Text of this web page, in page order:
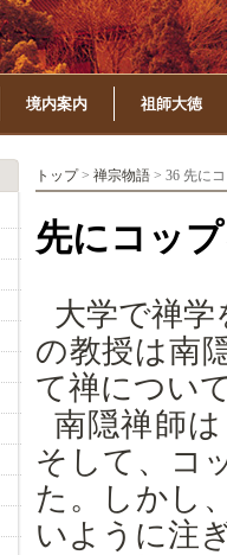
境内案内 祖師大徳
トップ> 禅宗物語 > 36 先に
先にコッ
大学で禅
の教授は南
て禅につい
南隠禅師
そして、コ
た。しかし
いように注